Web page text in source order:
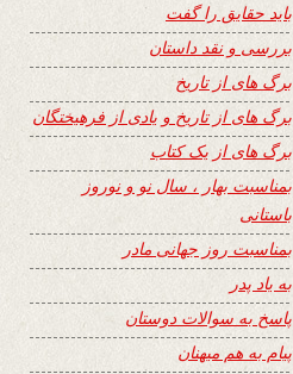
باید حقایق را گفت
بررسی و نقد داستان
برگ های از تاریخ
برگ های از تاریخ و یادی از فرهیختگان
برگ های از یک کتاب
بمناسبت بهار ، سال نو و نوروز
باستانی
بمناسبت روز جهانی مادر
به یاد پدر
پاسخ به سوالات دوستان
پیام به هم میهنان